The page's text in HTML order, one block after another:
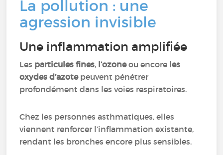
La pollution : une
agression invisible
Une inflammation amplifiée
Les particules fines, l’ozoneou encore les
oxydes d’azotepeuvent pénétrer
profondément dans les voies respiratoires.
Chez les personnes asthmatiques, elles
viennent renforcer l’inflammation existante,
rendant les bronches encore plus sensibles.